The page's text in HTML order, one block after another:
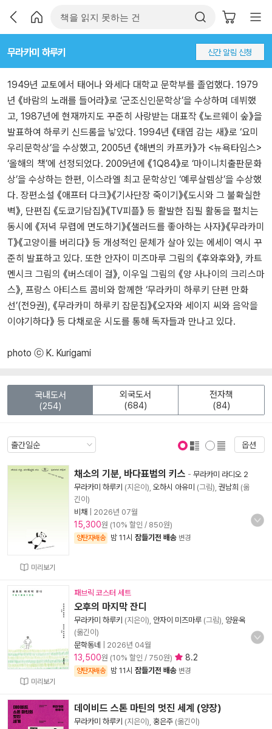
무라카미 하루키 신간 알림 신청
1949년 교토에서 태어나 와세다 대학교 문학부를 졸업했다. 1979
년 《바람의 노래를 들어라》로 ‘군조신인문학상’을 수상하며 데뷔했
고, 1987년에 현재까지도 꾸준히 사랑받는 대표작 《노르웨이 숲》을
발표하여 하루키 신드롬을 낳았다. 1994년 《태엽 감는 새》로 ‘요미
우리문학상’을 수상했고, 2005년 《해변의 카프카》가 <뉴욕타임스>
‘올해의 책’에 선정되었다. 2009년에 《1Q84》로 ‘마이니치출판문화
상’을 수상하는 한편, 이스라엘 최고 문학상인 ‘예루살렘상’을 수상했
다. 장편소설 《애프터 다크》《기사단장 죽이기》《도시와 그 불확실한
벽》, 단편집 《도쿄기담집》《TV피플》 등 활발한 집필 활동을 펼치는
동시에 《저녁 무렵에 면도하기》《샐러드를 좋아하는 사자》《무라카미
T》《고양이를 버리다》 등 개성적인 문체가 살아 있는 에세이 역시 꾸
준히 발표하고 있다. 또한 안자이 미즈마루 그림의 《후와후와》, 카트
멘시크 그림의 《버스데이 걸》, 이우일 그림의 《양 사나이의 크리스마
스》, 프랑스 아티스트 콤비와 함께한 ‘무라카미 하루키 단편 만화
선’(전9권), 《무라카미 하루키 잡문집》《오자와 세이지 씨와 음악을
이야기하다》 등 다채로운 시도를 통해 독자들과 만나고 있다.
photo ⓒ K. Kurigami
국내도서
(254)
외국도서
(684)
전자책
(84)
옵션
미리보기
채소의 기분, 바다표범의 키스 - 무라카미 라디오 2
무라카미 하루키 (지은이), 오하시 아유미 (그림), 권남희 (옮
긴이)
비채
2026년 07월
15,300원 (10% 할인 / 850원)
양탄자배송 밤 11시 잠들기전 배송 변경
미리보기
패브릭 코스터 세트
오후의 마지막 잔디
무라카미 하루키 (지은이), 안자이 미즈마루 (그림), 양윤옥
(옮긴이)
문학동네
2026년 04월
13,500원 (10% 할인 / 750원) 8.2
양탄자배송 밤 11시 잠들기전 배송 변경
데이비드 스톤 마틴의 멋진 세계 (양장)
무라카미 하루키 (지은이), 홍은주 (옮긴이)